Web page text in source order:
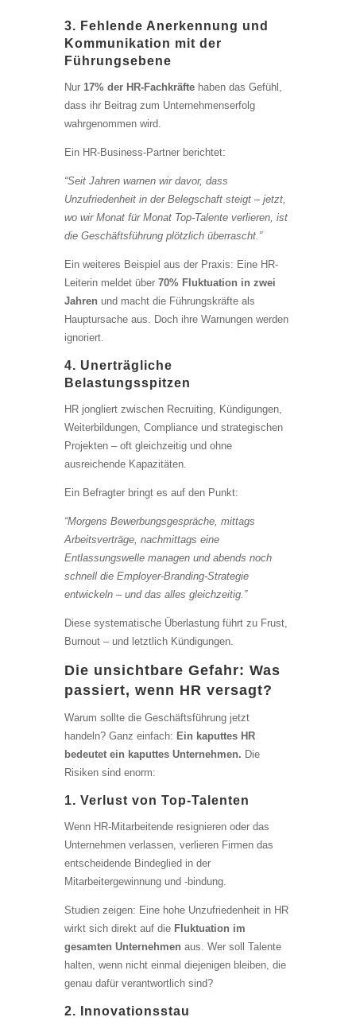
3. Fehlende Anerkennung und
Kommunikation mit der
Führungsebene
Nur 17% der HR-Fachkräftehaben das Gefühl,
dass ihr Beitrag zum Unternehmenserfolg
wahrgenommen wird.
Ein HR-Business-Partner berichtet:
“Seit Jahren warnen wir davor, dass
Unzufriedenheit in der Belegschaft steigt – jetzt,
wo wir Monat für Monat Top-Talente verlieren, ist
die Geschäftsführung plötzlich überrascht.”
Ein weiteres Beispiel aus der Praxis: Eine HR-
Leiterin meldet über 70% Fluktuation in zwei
Jahren und macht die Führungskräfte als
Hauptursache aus. Doch ihre Warnungen werden
ignoriert.
4. Unerträgliche
Belastungsspitzen
HR jongliert zwischen Recruiting, Kündigungen,
Weiterbildungen, Compliance und strategischen
Projekten – oft gleichzeitig und ohne
ausreichende Kapazitäten.
Ein Befragter bringt es auf den Punkt:
“Morgens Bewerbungsgespräche, mittags
Arbeitsverträge, nachmittags eine
Entlassungswelle managen und abends noch
schnell die Employer-Branding-Strategie
entwickeln – und das alles gleichzeitig.”
Diese systematische Überlastung führt zu Frust,
Burnout – und letztlich Kündigungen.
Die unsichtbare Gefahr: Was
passiert, wenn HR versagt?
Warum sollte die Geschäftsführung jetzt
handeln? Ganz einfach: Ein kaputtes HR
bedeutet ein kaputtes Unternehmen. Die
Risiken sind enorm:
1. Verlust von Top-Talenten
Wenn HR-Mitarbeitende resignieren oder das
Unternehmen verlassen, verlieren Firmen das
entscheidende Bindeglied in der
Mitarbeitergewinnung und -bindung.
Studien zeigen: Eine hohe Unzufriedenheit in HR
wirkt sich direkt auf die Fluktuation im
gesamten Unternehmen aus. Wer soll Talente
halten, wenn nicht einmal diejenigen bleiben, die
genau dafür verantwortlich sind?
2. Innovationsstau